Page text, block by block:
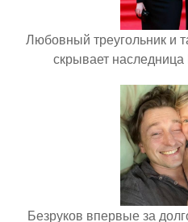
Любовный треугольник и
скрывает
Безруков впервые за